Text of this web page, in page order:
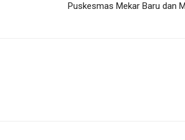
Puskesmas Mekar Baru dan